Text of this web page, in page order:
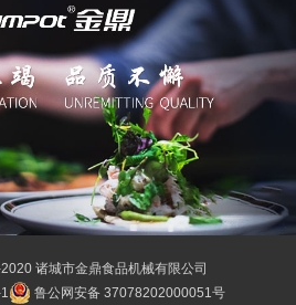
诸城市金鼎食品机械有限公司
鲁公网安备 37078202000051号